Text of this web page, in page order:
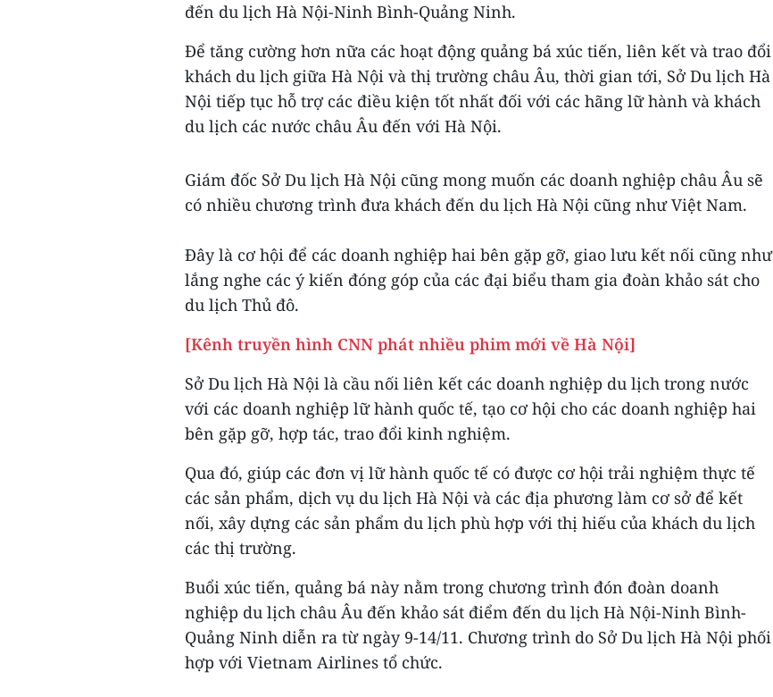
đến du lịch Hà Nội-Ninh Bình-Quảng Ninh.
Để tăng cường hơn nữa các hoạt động quảng bá xúc tiến, liên kết và trao đổi
khách du lịch giữa Hà Nội và thị trường châu Âu, thời gian tới, Sở Du lịch Hà
Nội tiếp tục hỗ trợ các điều kiện tốt nhất đối với các hãng lữ hành và khách
du lịch các nước châu Âu đến với Hà Nội.
Giám đốc Sở Du lịch Hà Nội cũng mong muốn các doanh nghiệp châu Âu sẽ
có nhiều chương trình đưa khách đến du lịch Hà Nội cũng như Việt Nam.
Đây là cơ hội để các doanh nghiệp hai bên gặp gỡ, giao lưu kết nối cũng như
lắng nghe các ý kiến đóng góp của các đại biểu tham gia đoàn khảo sát cho
du lịch Thủ đô.
[Kênh truyền hình CNN phát nhiều phim mới về Hà Nội]
Sở Du lịch Hà Nội là cầu nối liên kết các doanh nghiệp du lịch trong nước
với các doanh nghiệp lữ hành quốc tế, tạo cơ hội cho các doanh nghiệp hai
bên gặp gỡ, hợp tác, trao đổi kinh nghiệm.
Qua đó, giúp các đơn vị lữ hành quốc tế có được cơ hội trải nghiệm thực tế
các sản phẩm, dịch vụ du lịch Hà Nội và các địa phương làm cơ sở để kết
nối, xây dựng các sản phẩm du lịch phù hợp với thị hiếu của khách du lịch
các thị trường.
Buổi xúc tiến, quảng bá này nằm trong chương trình đón đoàn doanh
nghiệp du lịch châu Âu đến khảo sát điểm đến du lịch Hà Nội-Ninh Bình-
Quảng Ninh diễn ra từ ngày 9-14/11. Chương trình do Sở Du lịch Hà Nội phối
hợp với Vietnam Airlines tổ chức.